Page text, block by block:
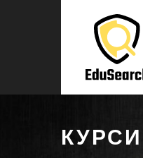
КУРСИ